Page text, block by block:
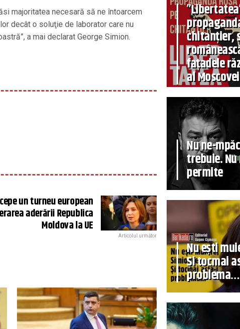
majoritatea necesară să ne întoarcem
decât o soluţie de laborator care nu
a mai declarat George Simion.
un turneu european
aderării Republica
Moldova la UE
Articolul următor
chitanțier,
fațadele
al Moscovei
Nu ne-
trebuie.
permite
Nu ești
Și tocmai
problema…